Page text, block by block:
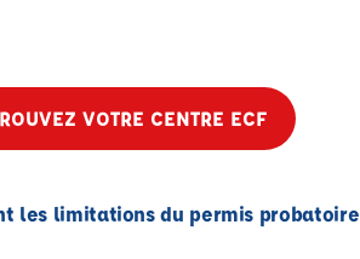
VOTRE CENTRE ECF
les limitations du permis probatoire